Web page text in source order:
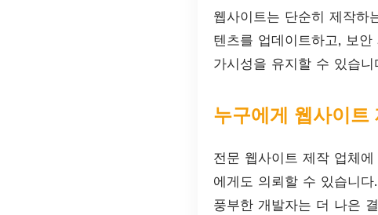
웹사이트는 단순히 제작하
텐츠를 업데이트하고, 보
가시성을 유지할 수 있습니
누구에게 웹사이트
전문 웹사이트 제작 업체
에게도 의뢰할 수 있습니
풍부한 개발자는 더 나은